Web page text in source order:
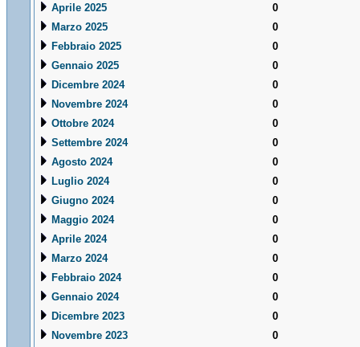
Aprile 2025
0
Marzo 2025
0
Febbraio 2025
0
Gennaio 2025
0
Dicembre 2024
0
Novembre 2024
0
Ottobre 2024
0
Settembre 2024
0
Agosto 2024
0
Luglio 2024
0
Giugno 2024
0
Maggio 2024
0
Aprile 2024
0
Marzo 2024
0
Febbraio 2024
0
Gennaio 2024
0
Dicembre 2023
0
Novembre 2023
0